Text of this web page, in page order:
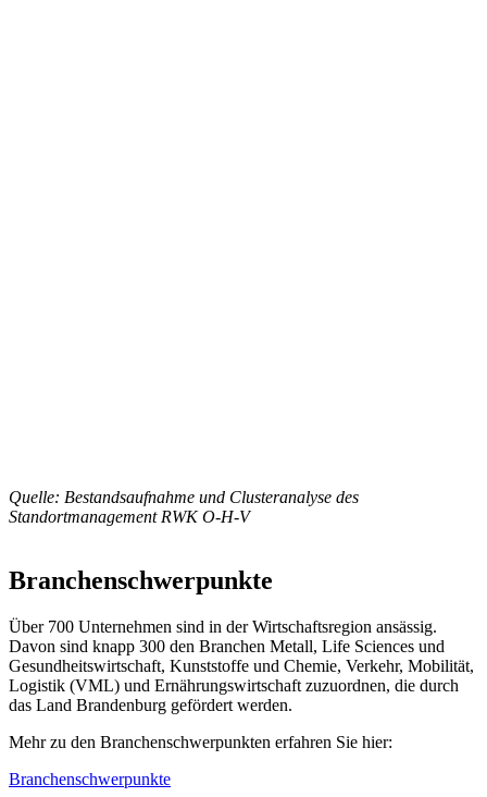
Quelle: Bestandsaufnahme und Clusteranalyse des
Standortmanagement RWK O-H-V
Branchenschwerpunkte
Über 700 Unternehmen sind in der Wirtschaftsregion ansässig.
Davon sind knapp 300 den Branchen Metall, Life Sciences und
Gesundheitswirtschaft, Kunststoffe und Chemie, Verkehr, Mobilität,
Logistik (VML) und Ernährungswirtschaft zuzuordnen, die durch
das Land Brandenburg gefördert werden.
Mehr zu den Branchenschwerpunkten erfahren Sie hier:
Branchenschwerpunkte